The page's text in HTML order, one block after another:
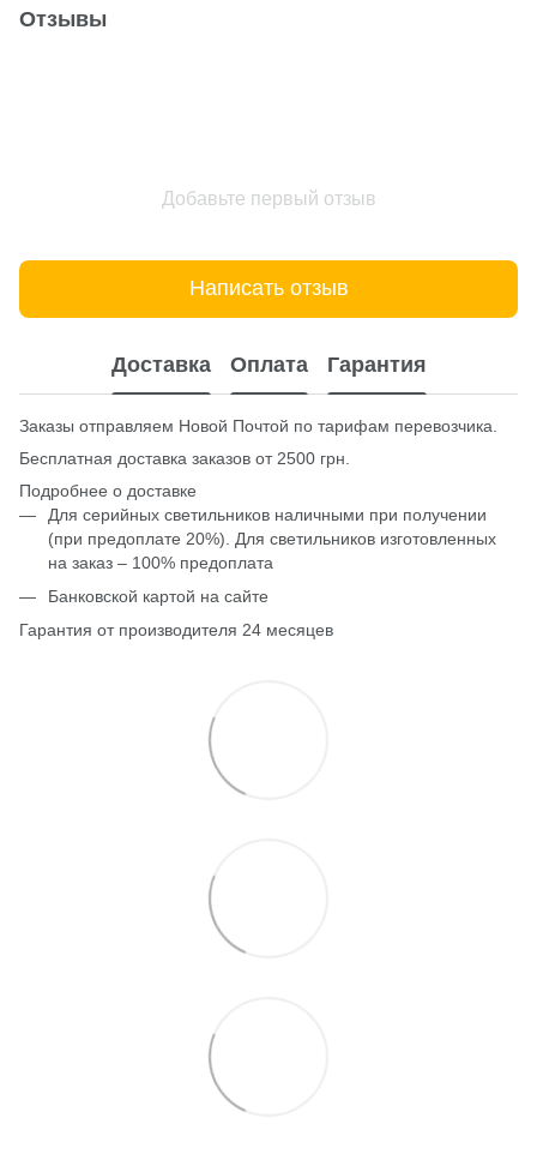
Отзывы
Добавьте первый отзыв
Написать отзыв
Доставка Оплата Гарантия
Заказы отправляем Новой Почтой по тарифам перевозчика.
Бесплатная доставка заказов от 2500 грн.
Подробнее о доставке
Для серийных светильников наличными при получении
(при предоплате 20%). Для светильников изготовленных
на заказ – 100% предоплата
Банковской картой на сайте
Гарантия от производителя 24 месяцев